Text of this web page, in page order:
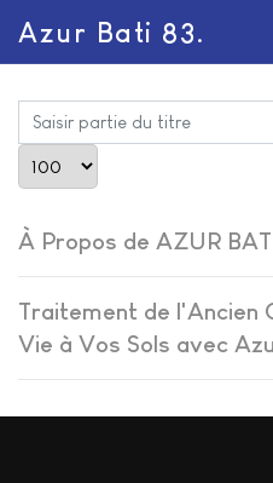
Azur Bati 83.
Saisir partie du titre
À Propos de AZUR
Traitement de l'Ancien
Vie à Vos Sols avec